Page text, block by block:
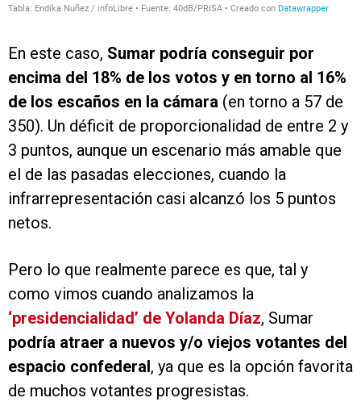
En este caso, Sumar podría conseguir por
encima del 18% de los votos y en torno al 16%
de los escaños en la cámara (en torno a 57 de
350). Un déficit de proporcionalidad de entre 2 y
3 puntos, aunque un escenario más amable que
el de las pasadas elecciones, cuando la
infrarrepresentación casi alcanzó los 5 puntos
netos.
Pero lo que realmente parece es que, tal y
como vimos cuando analizamos la
‘presidencialidad’ de Yolanda Díaz, Sumar
podría atraer a nuevos y/o viejos votantes del
espacio confederal, ya que es la opción favorita
de muchos votantes progresistas.